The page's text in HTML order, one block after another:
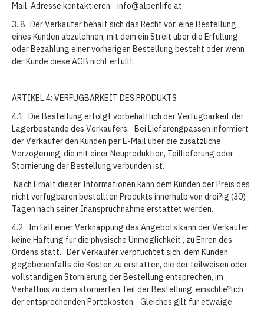
Mail-Adresse kontaktieren: info@alpenlife.at
3. 8 Der Verkaufer behalt sich das Recht vor, eine Bestellung
eines Kunden abzulehnen, mit dem ein Streit uber die Erfullung
oder Bezahlung einer vorherigen Bestellung besteht oder wenn
der Kunde diese AGB nicht erfullt.
ARTIKEL 4: VERFUGBARKEIT DES PRODUKTS
4.1 Die Bestellung erfolgt vorbehaltlich der Verfugbarkeit der
Lagerbestande des Verkaufers. Bei Lieferengpassen informiert
der Verkaufer den Kunden per E-Mail uber die zusatzliche
Verzogerung, die mit einer Neuproduktion, Teillieferung oder
Stornierung der Bestellung verbunden ist.
Nach Erhalt dieser Informationen kann dem Kunden der Preis des
nicht verfugbaren bestellten Produkts innerhalb von drei?ig (30)
Tagen nach seiner Inanspruchnahme erstattet werden.
4.2 Im Fall einer Verknappung des Angebots kann der Verkaufer
keine Haftung fur die physische Unmoglichkeit , zu Ehren des
Ordens statt. Der Verkaufer verpflichtet sich, dem Kunden
gegebenenfalls die Kosten zu erstatten, die der teilweisen oder
vollstandigen Stornierung der Bestellung entsprechen, im
Verhaltnis zu dem stornierten Teil der Bestellung, einschlie?lich
der entsprechenden Portokosten. Gleiches gilt fur etwaige